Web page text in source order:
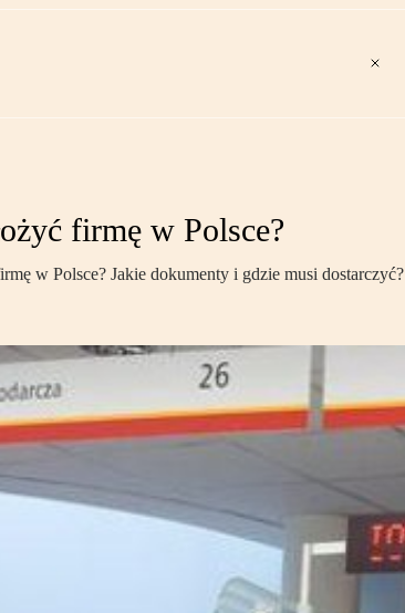
firmę w Polsce?
w Polsce? Jakie dokumenty i gdzie musi dostarczyć?